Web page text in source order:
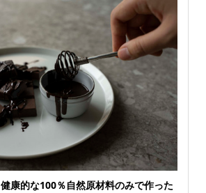
康的な100％自然原材料のみで作った